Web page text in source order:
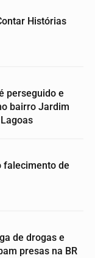
Histórias
perseguido e
bairro Jardim
falecimento de
de drogas e
presas na BR